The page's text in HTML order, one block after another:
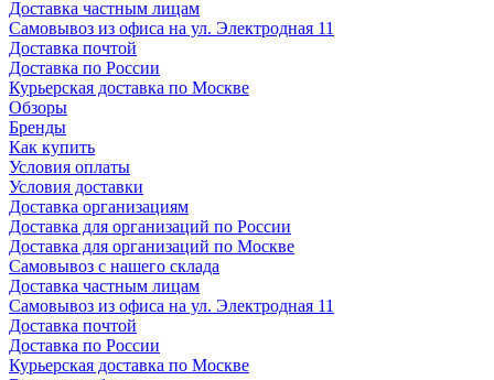
Доставка частным лицам
Самовывоз из офиса на ул. Электродная 11
Доставка почтой
Доставка по России
Курьерская доставка по Москве
Обзоры
Бренды
Как купить
Условия оплаты
Условия доставки
Доставка организациям
Доставка для организаций по России
Доставка для организаций по Москве
Самовывоз с нашего склада
Доставка частным лицам
Самовывоз из офиса на ул. Электродная 11
Доставка почтой
Доставка по России
Курьерская доставка по Москве